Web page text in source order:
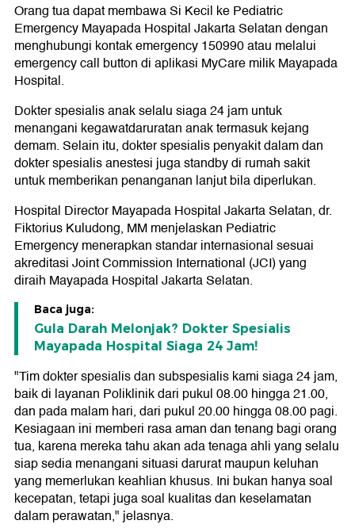
Orang tua dapat membawa Si Kecil ke Pediatric
Emergency Mayapada Hospital Jakarta Selatan dengan
menghubungi kontak emergency 150990 atau melalui
emergency call button di aplikasi MyCare milik Mayapada
Hospital.
Dokter spesialis anak selalu siaga 24 jam untuk
menangani kegawatdaruratan anak termasuk kejang
demam. Selain itu, dokter spesialis penyakit dalam dan
dokter spesialis anestesi juga standby di rumah sakit
untuk memberikan penanganan lanjut bila diperlukan.
Hospital Director Mayapada Hospital Jakarta Selatan, dr.
Fiktorius Kuludong, MM menjelaskan Pediatric
Emergency menerapkan standar internasional sesuai
akreditasi Joint Commission International (JCI) yang
diraih Mayapada Hospital Jakarta Selatan.
Baca juga:
Gula Darah Melonjak? Dokter Spesialis
Mayapada Hospital Siaga 24 Jam!
"Tim dokter spesialis dan subspesialis kami siaga 24 jam,
baik di layanan Poliklinik dari pukul 08.00 hingga 21.00,
dan pada malam hari, dari pukul 20.00 hingga 08.00 pagi.
Kesiagaan ini memberi rasa aman dan tenang bagi orang
tua, karena mereka tahu akan ada tenaga ahli yang selalu
siap sedia menangani situasi darurat maupun keluhan
yang memerlukan keahlian khusus. Ini bukan hanya soal
kecepatan, tetapi juga soal kualitas dan keselamatan
dalam perawatan," jelasnya.